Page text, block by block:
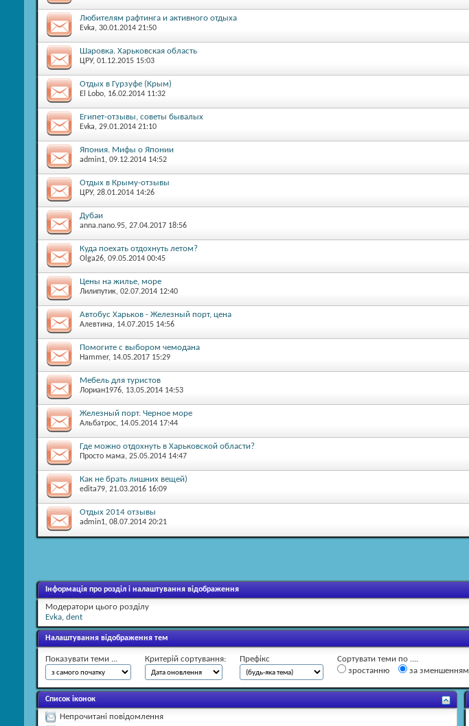
Любителям рафтинга и активного отдыха
Evka, 30.01.2014 21:50
Шаровка. Харьковская область
ЦРУ, 01.12.2015 15:03
Отдых в Гурзуфе (Крым)
El Lobo, 16.02.2014 11:32
Египет-отзывы, советы бывалых
Evka, 29.01.2014 21:10
Япония. Мифы о Японии
admin1, 09.12.2014 14:52
Отдых в Крыму-отзывы
ЦРУ, 28.01.2014 14:26
Дубаи
anna.nano.95, 27.04.2017 18:56
Куда поехать отдохнуть летом?
Olga26, 09.05.2014 00:45
Цены на жилье, море
Лилипутик, 02.07.2014 12:40
Автобус Харьков - Железный порт, цена
Алевтина, 14.07.2015 14:56
Помогите с выбором чемодана
Hammer, 14.05.2017 15:29
Мебель для туристов
Лориан1976, 13.05.2014 14:53
Железный порт. Черное море
Альбатрос, 14.05.2014 17:44
Где можно отдохнуть в Харьковской области?
Просто мама, 25.05.2014 14:47
Как не брать лишних вещей)
edita79, 21.03.2016 16:09
Отдых 2014 отзывы
admin1, 08.07.2014 20:21
Інформація про розділ і налаштування відображення
Модератори цього розділу
Evka, dent
Налаштування відображення тем
Показувати теми ... Критерій сортування: Префікс
Сортувати теми по ....
зростанню
за зменшенням
Список іконок
Непрочитані повідомлення